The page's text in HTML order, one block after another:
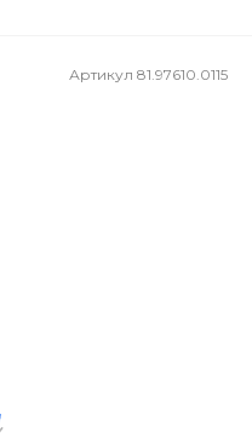
Артикул 81.97610.0115